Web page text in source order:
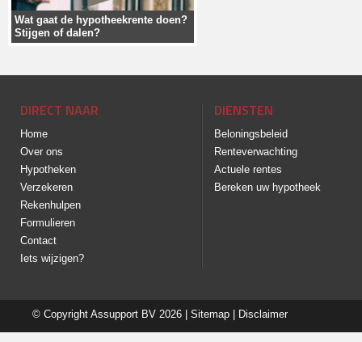
Wat gaat de hypotheekrente doen?
Stijgen of dalen?
DIRECT NAAR
Home
Over ons
Hypotheken
Verzekeren
Rekenhulpen
Formulieren
Contact
Iets wijzigen?
DIENSTEN
Beloningsbeleid
Renteverwachting
Actuele rentes
Bereken uw hypotheek
© Copyright Assupport BV 2026 | Sitemap | Disclaimer